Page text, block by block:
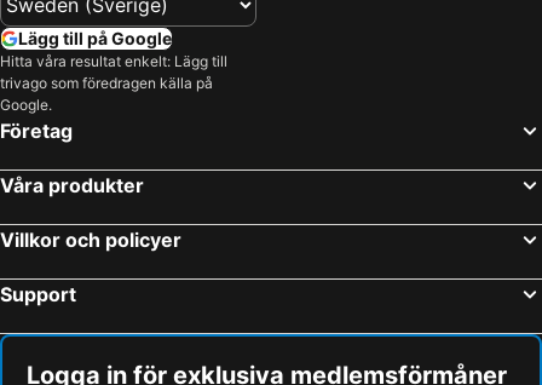
Lägg till på Google
Hitta våra resultat enkelt: Lägg till
trivago som föredragen källa på
Google.
Företag
Våra produkter
Villkor och policyer
Support
Logga in för exklusiva medlemsförmåner